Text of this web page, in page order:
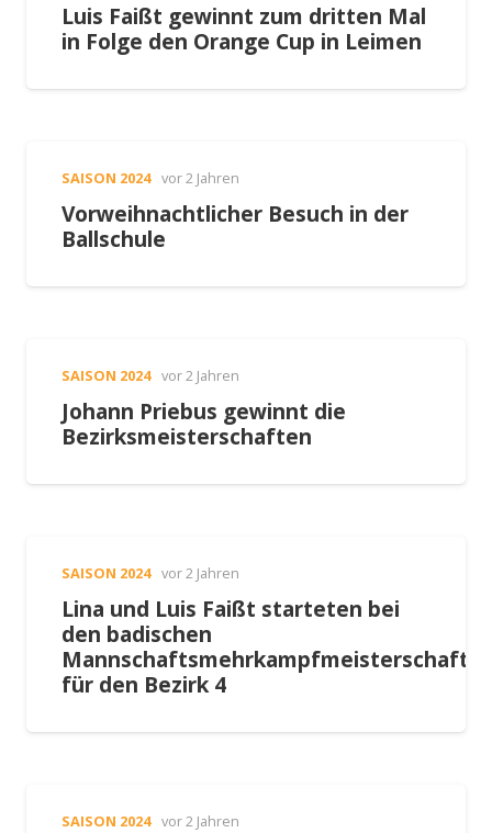
Luis Faißt gewinnt zum dritten Mal
in Folge den Orange Cup in Leimen
SAISON 2024 vor 2 Jahren
Vorweihnachtlicher Besuch in der
Ballschule
SAISON 2024 vor 2 Jahren
Johann Priebus gewinnt die
Bezirksmeisterschaften
SAISON 2024 vor 2 Jahren
Lina und Luis Faißt starteten bei
den badischen
für den Bezirk 4
SAISON 2024 vor 2 Jahren